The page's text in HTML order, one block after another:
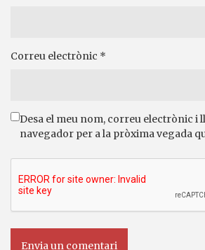
Correu electrònic *
Desa el meu nom, correu electrònic i
navegador per a la pròxima vegada